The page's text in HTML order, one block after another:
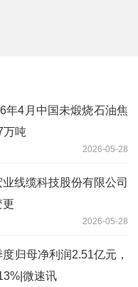
年4月中国未煅烧石油焦
万吨
2026-05-28
线缆科技股份有限公司
更
2026-05-28
归母净利润2.51亿元，
微速讯